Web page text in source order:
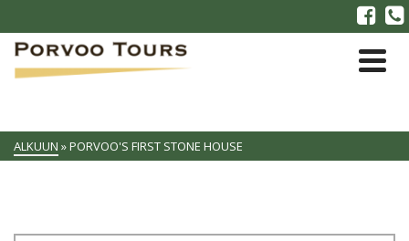
ALKUUN »PORVOO'S FIRST STONE HOUSE